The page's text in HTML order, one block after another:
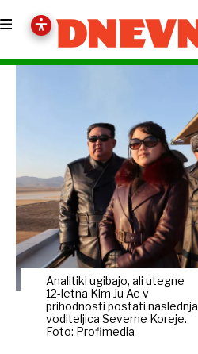
Analitiki ugibajo, ali utegne
12-letna Kim Ju Ae v
prihodnosti postati naslednja
voditeljica Severne Koreje.
Foto: Profimedia